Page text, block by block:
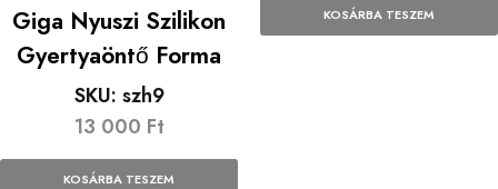
Giga Nyuszi Szilikon
Gyertyaöntő Forma
SKU: szh9
13 000 Ft
KOSÁRBA TESZEM
KOSÁRBA TESZEM